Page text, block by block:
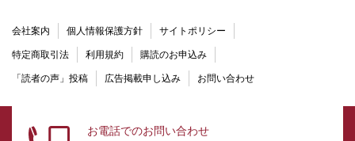
会社案内 個人情報保護方針 サイトポリシー
特定商取引法 利用規約 購読のお申込み
「読者の声」投稿 広告掲載申し込み お問い合わせ
お電話でのお問い合わせ